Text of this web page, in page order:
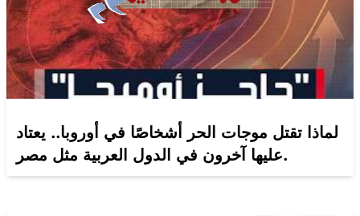
لماذا تقتل موجات الحر أشخاصًا في أوروبا.. يعتاد
عليها آخرون في الدول العربية مثل مصر.